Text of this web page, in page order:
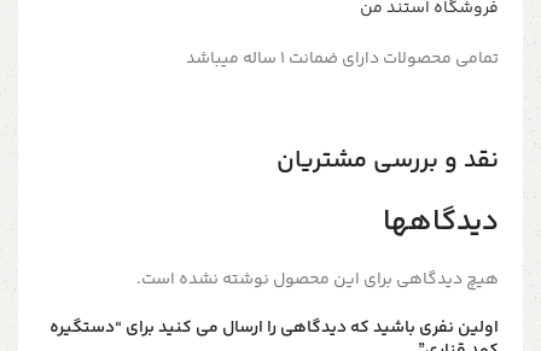
فروشگاه استند من
تمامی محصولات دارای ضمانت ۱ ساله میباشد
نقد و بررسی مشتریان
دیدگاهها
هیچ دیدگاهی برای این محصول نوشته نشده است.
اولین نفری باشید که دیدگاهی را ارسال می کنید برای “دستگیره